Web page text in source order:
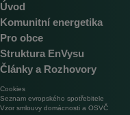
Úvod
Komunitní energetika
Pro obce
Struktura EnVysu
Články a Rozhovory
Cookies
Seznam evropského spotřebitele
Vzor smlouvy domácnosti a OSVČ